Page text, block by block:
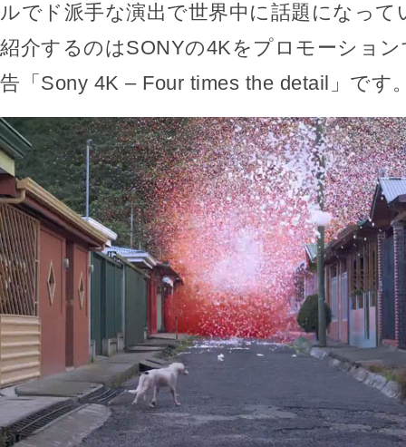
ルでド派手な演出で世界中に話題になって
紹介するのはSONYの4Kをプロモーショ
告「Sony 4K – Four times the detail」です